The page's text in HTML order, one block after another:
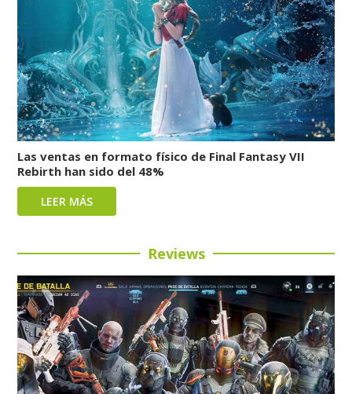
Las ventas en formato físico de Final Fantasy VII
Rebirth han sido del 48%
LEER MÁS
Reviews